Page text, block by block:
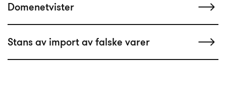
Domenetvister
Stans av import av falske varer